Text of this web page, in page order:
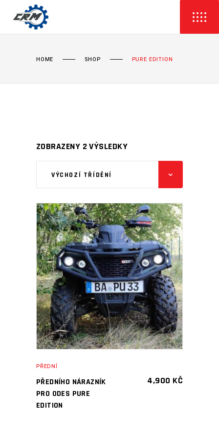
HOME SHOP PURE EDITION
ZOBRAZENY 2 VÝSLEDKY
VÝCHOZÍ TŘÍDĚNÍ
PŘIDAT DO KOŠÍKU
PŘEDNÍ
PŘEDNÍHO NÁRAZNÍK
PRO ODES PURE
EDITION
4,900 KČ